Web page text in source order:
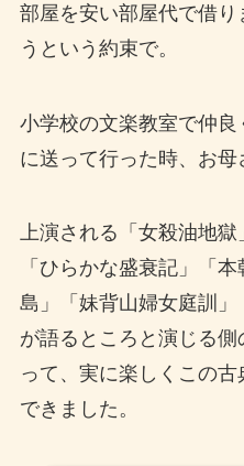
部屋を安い部屋代で借
うという約束で。
小学校の文楽教室で仲
に送って行った時、お母
上演される「女殺油地獄
「ひらかな盛衰記」「
島」「妹背山婦女庭訓
が語るところと演じる
って、実に楽しくこの
できました。